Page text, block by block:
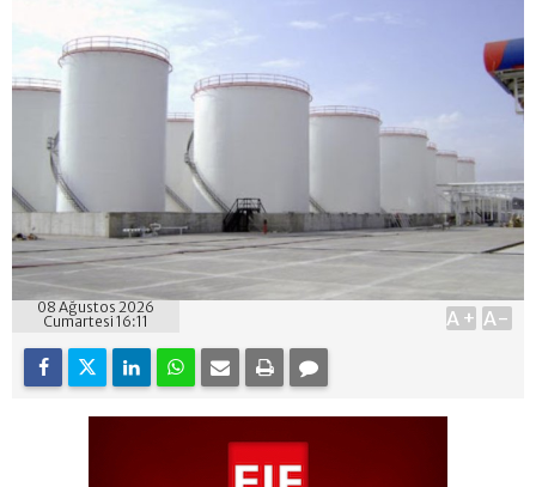
08 Ağustos 2026
Cumartesi 16:11
A+ A-